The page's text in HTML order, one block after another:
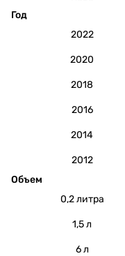
Год
2022
2020
2018
2016
2014
2012
Объем
0,2 литра
1,5 л
6 л